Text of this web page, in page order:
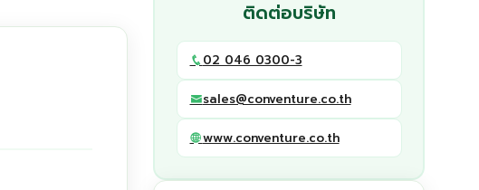
ติดต่อบริษัท
02 046 0300-3
sales@conventure.co.th
www.conventure.co.th